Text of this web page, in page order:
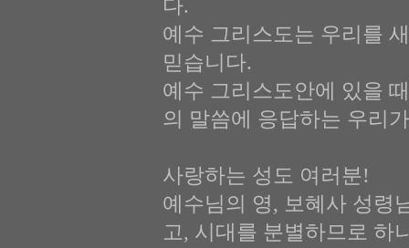
다.
예수 그리스도는 우리를
믿습니다.
예수 그리스도안에 있을
의 말씀에 응답하는 우리
사랑하는 성도 여러분!
예수님의 영, 보혜사 성령
고, 시대를 분별하므로 하